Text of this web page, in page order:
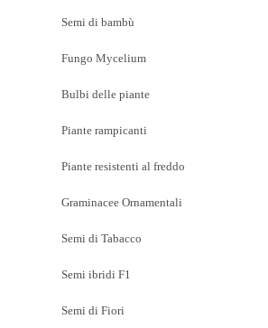
Semi di bambù
Fungo Mycelium
Bulbi delle piante
Piante rampicanti
Piante resistenti al freddo
Graminacee Ornamentali
Semi di Tabacco
Semi ibridi F1
Semi di Fiori